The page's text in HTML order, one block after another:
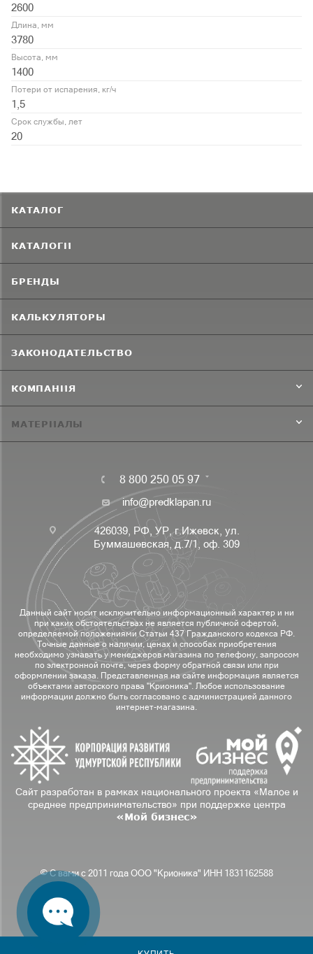
2600
Длина, мм
3780
Высота, мм
1400
Потери от испарения, кг/ч
1,5
Срок службы, лет
20
КАТАЛОГ
КАТАЛОГИ
БРЕНДЫ
КАЛЬКУЛЯТОРЫ
ЗАКОНОДАТЕЛЬСТВО
КОМПАНИЯ
МАТЕРИАЛЫ
8 800 250 05 97
info@predklapan.ru
426039, РФ, УР, г.Ижевск, ул.
Буммашевская, д.7/1, оф. 309
Данный сайт носит исключительно информационный характер и ни
при каких обстоятельствах не является публичной офертой,
определяемой положениями Статьи 437 Гражданского кодекса РФ.
Точные данные о наличии, ценах и способах приобретения
необходимо узнавать у менеджеров магазина по телефону, запросом
по электронной почте, через форму обратной связи или при
оформлении заказа. Представленная на сайте информация является
объектами авторского права "Крионика". Любое использование
информации должно быть согласовано с администрацией данного
интернет-магазина.
Сайт разработан в рамках национального проекта «Малое и
среднее предпринимательство» при поддержке центра
«Мой бизнес»
© С вами с 2011 года ООО "Крионика" ИНН 1831162588